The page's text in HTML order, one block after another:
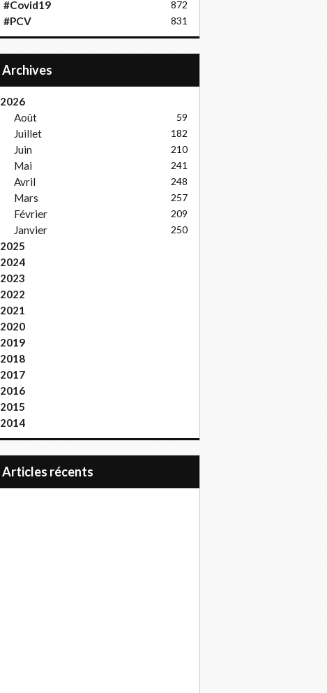
#Covid19 872
#PCV 831
Archives
2026
Août
59
Juillet 182
Juin 210
Mai 241
Avril 248
Mars 257
Février 209
Janvier 250
2025
2024
2023
2022
2021
2020
2019
2018
2017
2016
2015
2014
articles récents